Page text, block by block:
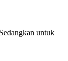
untuk